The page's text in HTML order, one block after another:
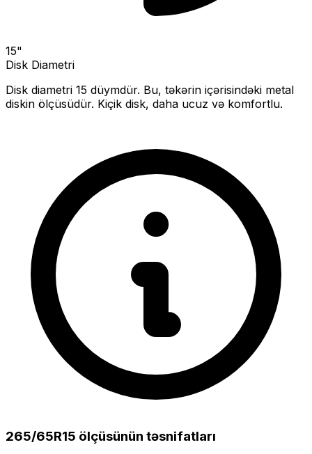
15"
Disk Diametri
Disk diametri 15 düymdür. Bu, təkərin içərisindəki metal
diskin ölçüsüdür. Kiçik disk, daha ucuz və komfortlu.
265/65R15 ölçüsünün təsnifatları